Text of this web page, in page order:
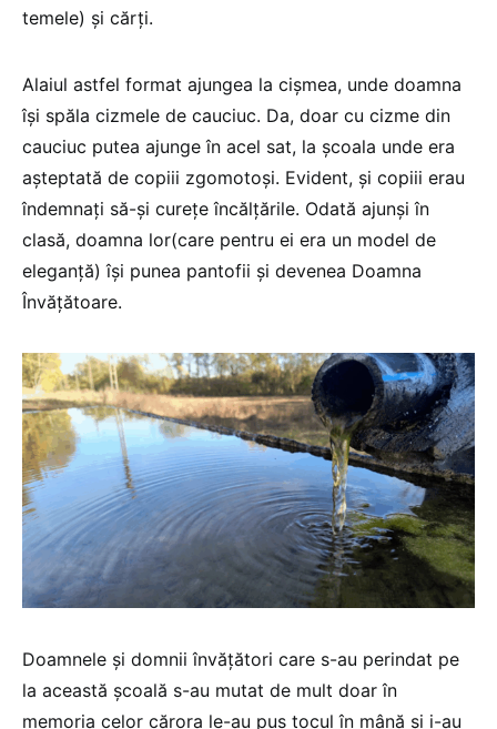
temele) și cărți.
Alaiul astfel format ajungea la cișmea, unde doamna
își spăla cizmele de cauciuc. Da, doar cu cizme din
cauciuc putea ajunge în acel sat, la școala unde era
așteptată de copiii zgomotoși. Evident, și copiii erau
îndemnați să-și curețe încălțările. Odată ajunși în
clasă, doamna lor(care pentru ei era un model de
eleganță) își punea pantofii și devenea Doamna
Învățătoare.
Doamnele și domnii învățători care s-au perindat pe
la această școală s-au mutat de mult doar în
memoria celor cărora le-au pus tocul în mână și i-au